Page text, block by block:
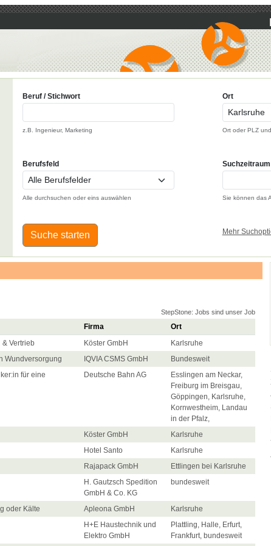
Beruf / Stichwort
z.B. Ingenieur, Marketing
Ort
Ort oder PLZ
Berufsfeld
Alle durchsuchen oder eins auswählen
Suchzeitraum
Sie können das
Suche starten Mehr
StepStone: Jobs sind unser Job
Firma
Ort
& Vertrieb Köster GmbH
Karlsruhe
Wundversorgung IQVIA CSMS GmbH
Bundesweit
für eine
Deutsche Bahn AG
Esslingen am Neckar,
Freiburg im Breisgau,
Göppingen, Karlsruhe,
Kornwestheim, Landau
in der Pfalz,
Köster GmbH
Karlsruhe
Hotel Santo
Karlsruhe
Rajapack GmbH
Ettlingen bei Karlsruhe
H. Gautzsch Spedition
GmbH & Co. KG
bundesweit
oder Kälte Apleona GmbH
Karlsruhe
H+E Haustechnik und
Elektro GmbH
Plattling, Halle, Erfurt,
Frankfurt, bundesweit